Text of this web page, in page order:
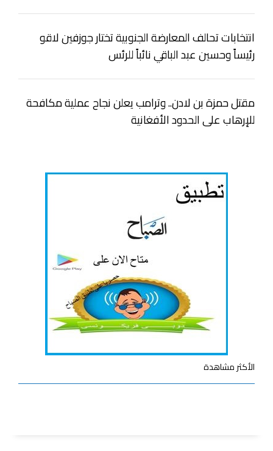
انتخابات تحالف المعارضة الجنوبية تختار جوزفين لاقو
رئيساً وحسين عبد الباقي نائباً للرئس
مقتل حمزة بن لادن.. وترامب يعلن نجاح عملية مكافحة
للإرهاب على الحدود الأفغانية
الأكثر مشاهدة